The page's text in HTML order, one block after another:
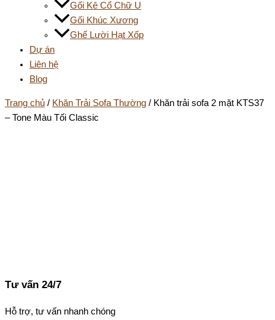
Gối Kê Cổ Chữ U
Gối Khúc Xương
Ghế Lười Hạt Xốp
Dự án
Liên hệ
Blog
Trang chủ / Khăn Trải Sofa Thường / Khăn trải sofa 2 mặt KTS37
– Tone Màu Tối Classic
Tư vấn 24/7
Hỗ trợ, tư vấn nhanh chóng